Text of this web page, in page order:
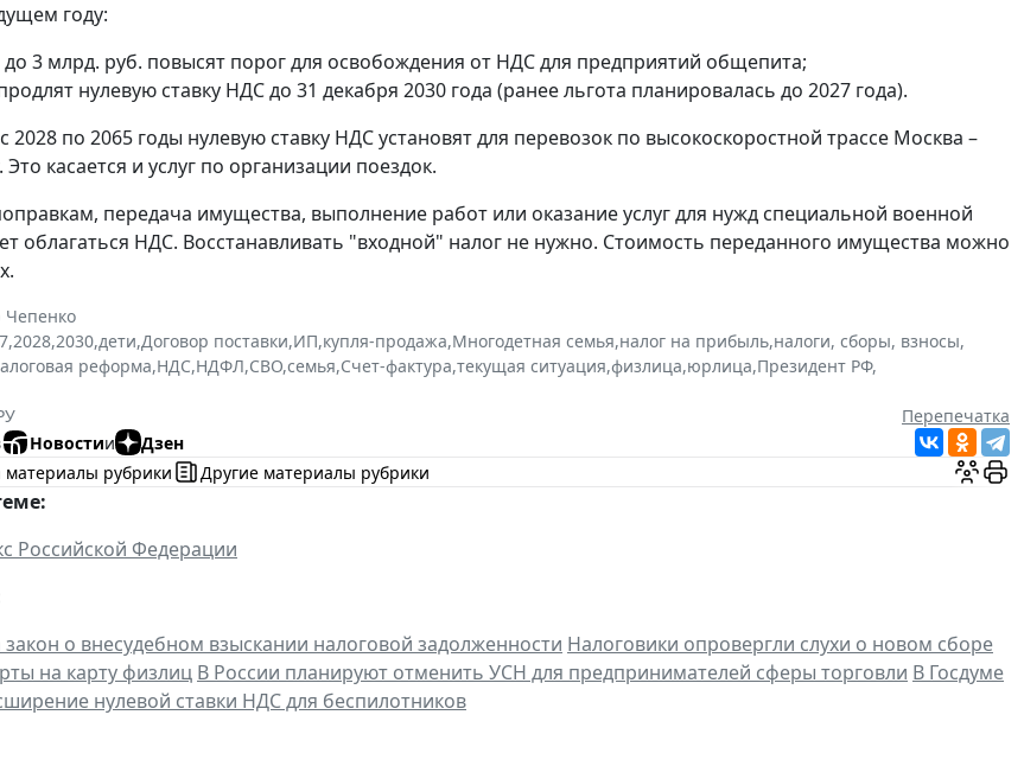
году:
до 3 млрд. руб. повысят порог для освобождения от НДС для предприятий общепита;
нулевую ставку НДС до 31 декабря 2030 года (ранее льгота планировалась до 2027 года).
2028 по 2065 годы нулевую ставку НДС установят для перевозок по высокоскоростной трассе Москва –
касается и услуг по организации поездок.
передача имущества, выполнение работ или оказание услуг для нужд специальной военной
облагаться НДС. Восстанавливать "входной" налог не нужно. Стоимость переданного имущества можно
Чепенко
,2028,2030,дети,Договор поставки,ИП,купля-продажа,Многодетная семья,налог на прибыль,налоги, сборы, взносы,
реформа,НДС,НДФЛ,СВО,семья,Счет-фактура,текущая ситуация,физлица,юрлица,Президент РФ,
Перепечатка
Новостии
Дзен
материалы рубрики
Другие материалы рубрики
Российской Федерации
о внесудебном взыскании налоговой задолженности Налоговики опровергли слухи о новом сборе
на карту физлиц В России планируют отменить УСН для предпринимателей сферы торговли В Госдуме
нулевой ставки НДС для беспилотников